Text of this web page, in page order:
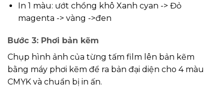
In 1 màu: ướt chồng khô Xanh cyan -> Đỏ
magenta -> vàng ->đen
Bước 3: Phơi bản kẽm
Chụp hình ảnh của từng tấm film lên bản kẽm
bằng máy phơi kẽm để ra bản đại diện cho 4 màu
CMYK và chuẩn bị in ấn.